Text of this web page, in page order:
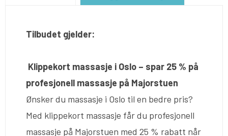
Tilbudet gjelder:
Klippekort massasje i Oslo – spar 25 % på
profesjonell massasje på Majorstuen
Ønsker du massasje i Oslo til en bedre pris?
Med klippekort massasje får du profesjonell
massasje på Majorstuen med 25 % rabatt når